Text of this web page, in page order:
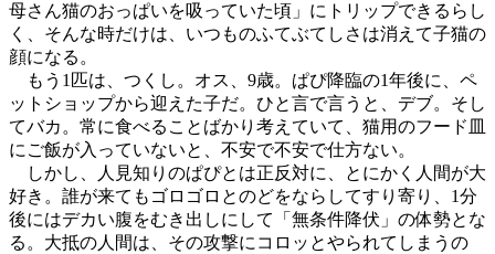
母さん猫のおっぱいを吸っていた頃」にトリップできるらし
く、そんな時だけは、いつものふてぶてしさは消えて子猫の
顔になる。
もう1匹は、つくし。オス、9歳。ぱぴ降臨の1年後に、ペ
ットショップから迎えた子だ。ひと言で言うと、デブ。そし
てバカ。常に食べることばかり考えていて、猫用のフード皿
にご飯が入っていないと、不安で不安で仕方ない。
しかし、人見知りのぱぴとは正反対に、とにかく人間が大
好き。誰が来てもゴロゴロとのどをならしてすり寄り、1分
後にはデカい腹をむき出しにして「無条件降伏」の体勢とな
る。大抵の人間は、その攻撃にコロッとやられてしまうの